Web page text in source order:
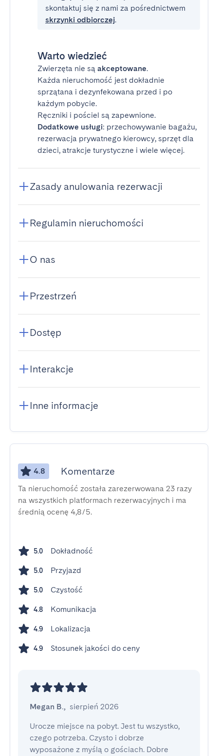
skontaktuj się z nami za pośrednictwem
skrzynki odbiorczej.
Warto wiedzieć
Zwierzęta nie są akceptowane.
Każda nieruchomość jest dokładnie
sprzątana i dezynfekowana przed i po
każdym pobycie.
Ręczniki i pościel są zapewnione.
Dodatkowe usługi: przechowywanie bagażu,
rezerwacja prywatnego kierowcy, sprzęt dla
dzieci, atrakcje turystyczne i wiele więcej.
Zasady anulowania rezerwacji
Regulamin nieruchomości
O nas
Przestrzeń
Dostęp
Interakcje
Inne informacje
4.8 Komentarze
Ta nieruchomość została zarezerwowana 23 razy
na wszystkich platformach rezerwacyjnych i ma
średnią ocenę 4,8/5.
5.0 Dokładność
5.0 Przyjazd
5.0 Czystość
4.8 Komunikacja
4.9 Lokalizacja
4.9 Stosunek jakości do ceny
Megan B., sierpień 2026
Urocze miejsce na pobyt. Jest tu wszystko,
czego potrzeba. Czysto i dobrze
wyposażone z myślą o gościach. Dobre